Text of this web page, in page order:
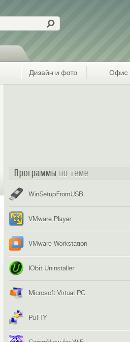
Дизайн и фото Офис
Программы по теме
WinSetupFromUSB
VMware Player
VMware Workstation
IObit Uninstaller
Microsoft Virtual PC
PuTTY